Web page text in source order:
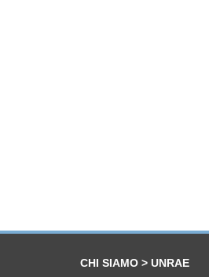
CHI SIAMO > UNRAE